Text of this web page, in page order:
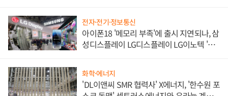
전자·전기·정보통신
아이폰18 '메모리 부족'에 출시 지연되나, 삼
성디스플레이 LG디스플레이 LG이노텍 '탈
화학·에너지
'DL이앤씨 SMR 협력사' X에너지, '한수원 포